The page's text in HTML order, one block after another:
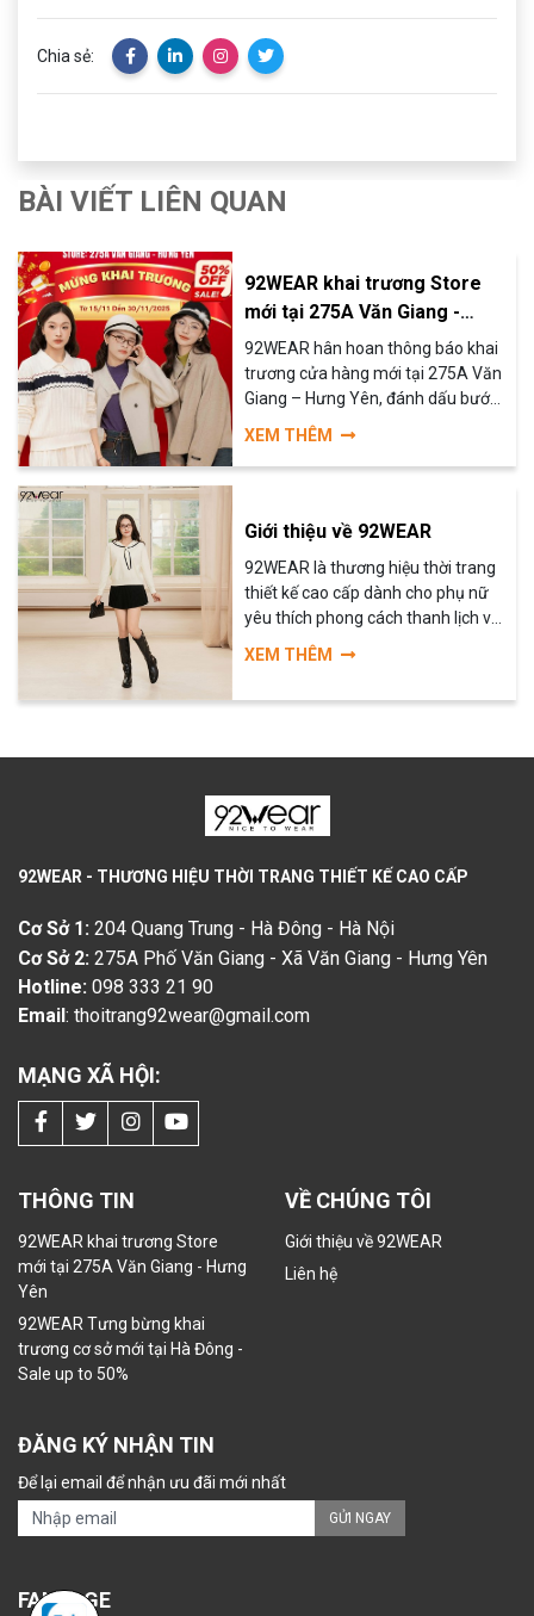
Chia sẻ:
BÀI VIẾT LIÊN QUAN
92WEAR khai trương Store
mới tại 275A Văn Giang -
Hưng Yên
92WEAR hân hoan thông báo khai
trương cửa hàng mới tại 275A Văn
Giang – Hưng Yên, đánh dấu bước
tiến quan trọng trong hành trình
mang thời trang thiết kế cao cấp
đến gần hơn với khách hàng trên
92WEAR ra mắt những thiết kế
hiện đại, tinh tế và chuẩn phong
cách Hàn Quốc, phù hợp với nàng
công sở, nàng trendy và cả những
cô gái yêu thích phong cách thời
thượng, tối giản.
XEM THÊM
Giới thiệu về 92WEAR
92WEAR là thương hiệu thời trang
thiết kế cao cấp dành cho phụ nữ
yêu thích phong cách thanh lịch và
hiện đại. Với định hướng trở thành
shop thời trang thiết kế được yêu
XEM THÊM
92WEAR - THƯƠNG HIỆU THỜI TRANG THIẾT KẾ CAO CẤP
Cơ Sở 1: 204 Quang Trung - Hà Đông - Hà Nội
Cơ Sở 2: 275A Phố Văn Giang - Xã Văn Giang - Hưng Yên
Hotline: 098 333 21 90
Email: thoitrang92wear@gmail.com
MẠNG XÃ HỘI:
THÔNG TIN
92WEAR khai trương Store
mới tại 275A Văn Giang - Hưng
Yên
92WEAR Tưng bừng khai
trương cơ sở mới tại Hà Đông -
Sale up to 50%
VỀ CHÚNG TÔI
Giới thiệu về 92WEAR
Liên hệ
ĐĂNG KÝ NHẬN TIN
Để lại email để nhận ưu đãi mới nhất
GỬI NGAY
FANPAGE